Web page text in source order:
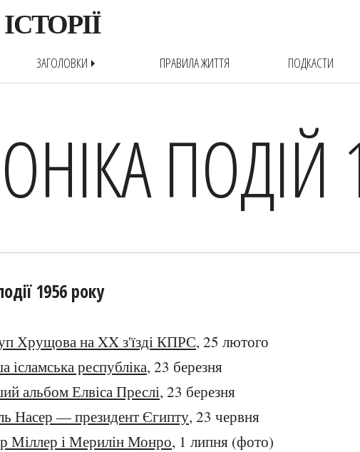
ЗАГОЛОВКИarrow_right ПРАВИЛА ЖИТТЯ ПОДКАСТИ
ПОДІЙ
1956 року
Хрущова на XX з'їзді КПРС, 25 лютого
ісламська республіка, 23 березня
альбом Елвіса Преслі, 23 березня
Насер — президент Єгипту, 23 червня
Міллер і Мерилін Монро, 1 липня (фото)